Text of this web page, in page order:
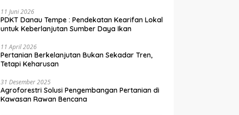
11 Juni 2026
PDKT Danau Tempe : Pendekatan Kearifan Lokal
untuk Keberlanjutan Sumber Daya Ikan
11 April 2026
Pertanian Berkelanjutan Bukan Sekadar Tren,
Tetapi Keharusan
31 Desember 2025
Agroforestri Solusi Pengembangan Pertanian di
Kawasan Rawan Bencana